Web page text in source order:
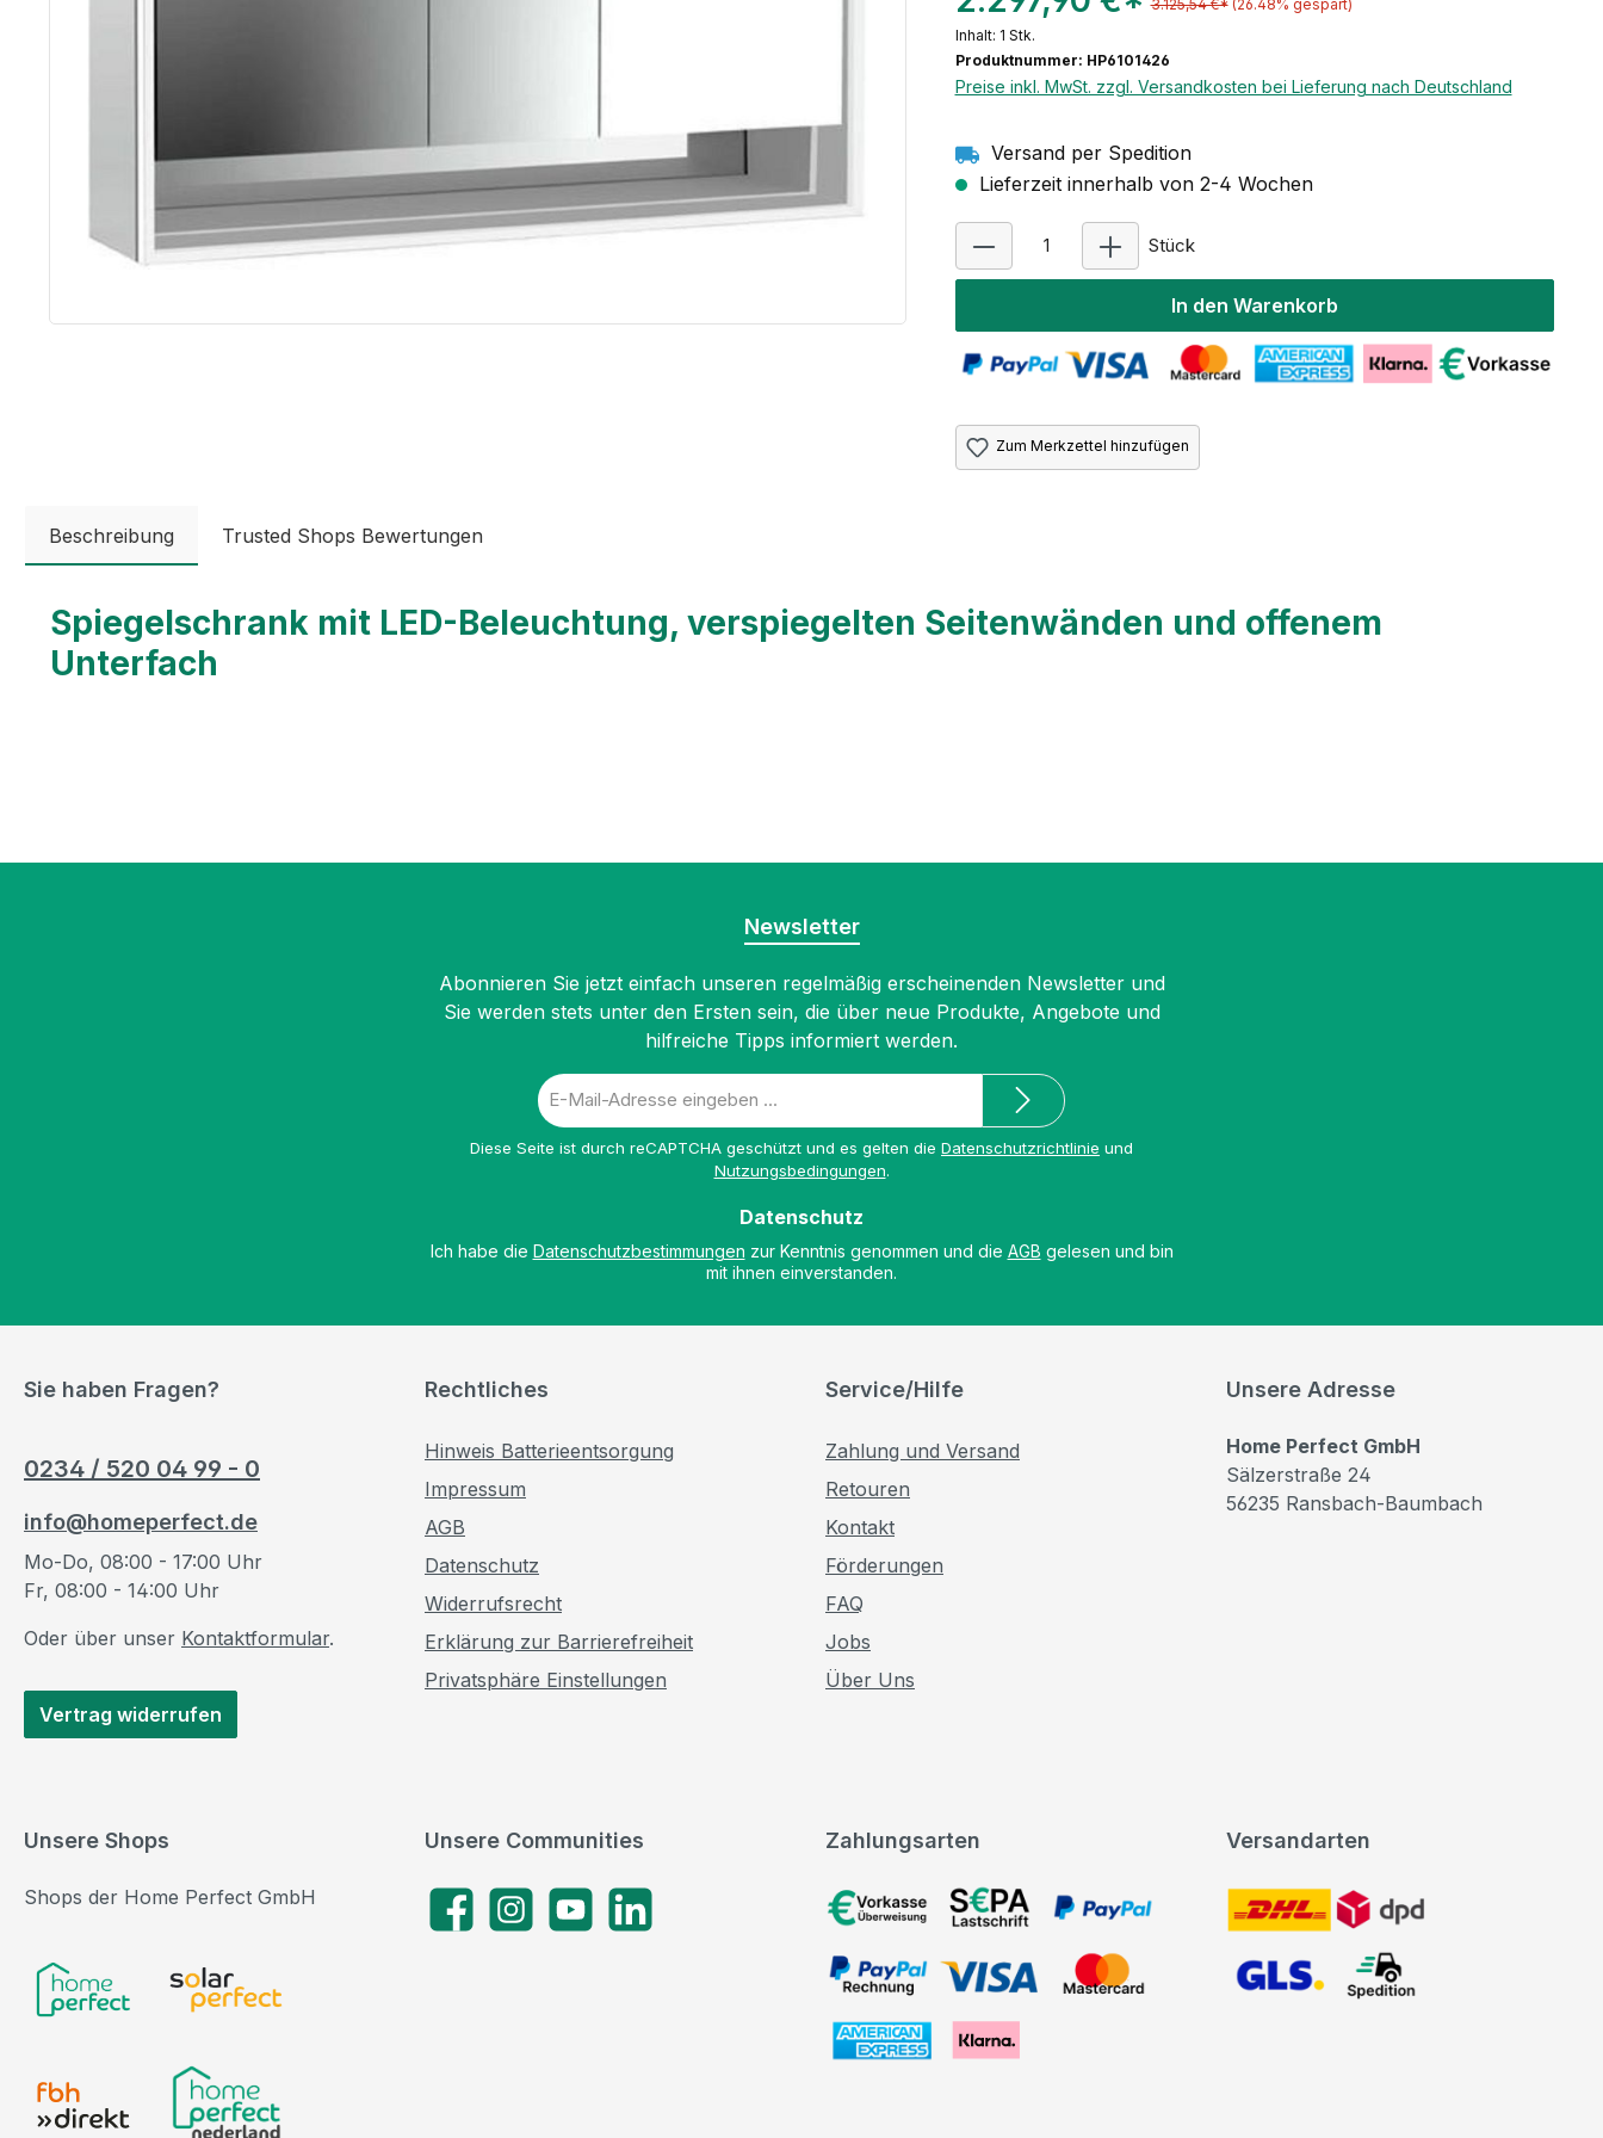
3.125,54 €* (26.48% gespart)
Inhalt: 1 Stk.
Produktnummer: HP6101426
Preise inkl. MwSt. zzgl. Versandkosten bei Lieferung nach Deutschland
Versand per Spedition
Lieferzeit innerhalb von 2-4 Wochen
Stück
In den Warenkorb
Zum Merkzettel hinzufügen
Beschreibung Trusted Shops Bewertungen
Spiegelschrank mit LED-Beleuchtung, verspiegelten Seitenwänden und offenem
Unterfach
Verspiegelte Seitenwände und wahlweise verspiegelte oder weiße Rückwand
Kabeldurchlass nach außen bei geschlossenen Spiegeltüren
Offenes Unterfach (Höhe 122 mm) über die gesamte Breite mit verspiegelter Rückwand
Schutzart IP 20 – für trockene Innenbereiche geeignet
Newsletter
Abonnieren Sie jetzt einfach unseren regelmäßig erscheinenden Newsletter und
Sie werden stets unter den Ersten sein, die über neue Produkte, Angebote und
hilfreiche Tipps informiert werden.
E-
Mail-
Diese Seite ist durch reCAPTCHA geschützt und es gelten die Datenschutzrichtlinie und
Nutzungsbedingungen.
Datenschutz
Ich habe die Datenschutzbestimmungen zur Kenntnis genommen und die AGB gelesen und bin
mit ihnen einverstanden.
Sie haben Fragen?
0234 / 520 04 99 - 0
info@homeperfect.de
Mo-Do, 08:00 - 17:00 Uhr
Fr, 08:00 - 14:00 Uhr
Oder über unser Kontaktformular.
Vertrag widerrufen
Rechtliches
Hinweis Batterieentsorgung
Impressum
AGB
Datenschutz
Widerrufsrecht
Erklärung zur Barrierefreiheit
Privatsphäre Einstellungen
Service/Hilfe
Zahlung und Versand
Retouren
Kontakt
Förderungen
FAQ
Jobs
Über Uns
Zahlungsarten
Vorkasse, SEPA-Lastschrift, PayPal
Versandarten
Unsere Adresse
Home Perfect GmbH
Sälzerstraße 24
56235 Ransbach-Baumbach
Unsere Communities
FacebookInstagramYouTubeLinkedIn
Unsere Shops
Shops der Home Perfect GmbH